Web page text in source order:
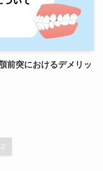
前突におけるデメリッ
2